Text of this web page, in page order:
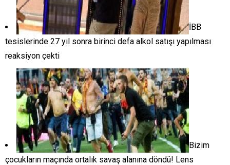
İBB
tesislerinde 27 yıl sonra birinci defa alkol satışı yapılması
reaksiyon çekti
Bizim
çocukların maçında ortalık savaş alanına döndü! Lens